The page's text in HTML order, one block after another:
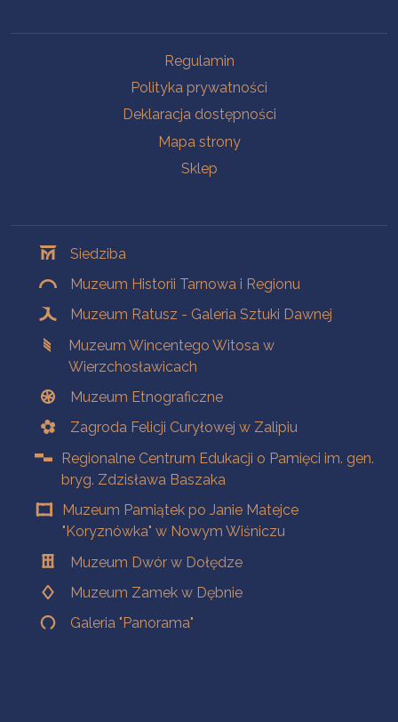
Regulamin
Polityka prywatności
Deklaracja dostępności
Mapa strony
Sklep
Siedziba
Muzeum Historii Tarnowa i Regionu
Muzeum Ratusz - Galeria Sztuki Dawnej
Muzeum Wincentego Witosa w
Wierzchosławicach
Muzeum Etnograficzne
Zagroda Felicji Curyłowej w Zalipiu
Regionalne Centrum Edukacji o Pamięci im. gen.
bryg. Zdzisława Baszaka
Muzeum Pamiątek po Janie Matejce
"Koryznówka" w Nowym Wiśniczu
Muzeum Dwór w Dołędze
Muzeum Zamek w Dębnie
Galeria "Panorama"